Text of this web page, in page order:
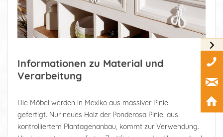
Informationen zu Material und
Verarbeitung
Die Möbel werden in Mexiko aus massiver Pinie
gefertigt. Nur neues Holz der Ponderosa Pinie, aus
kontrolliertem Plantagenanbau, kommt zur Verwendung.